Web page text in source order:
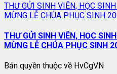
THƯ GỬI SINH VIÊN, HỌC
MỪNG LỄ CHÚA PHỤC SINH
THƯ GỬI SINH VIÊN, HỌC
MỪNG LỄ CHÚA PHỤC SINH
Bản quyền thuộc về HvCgVN